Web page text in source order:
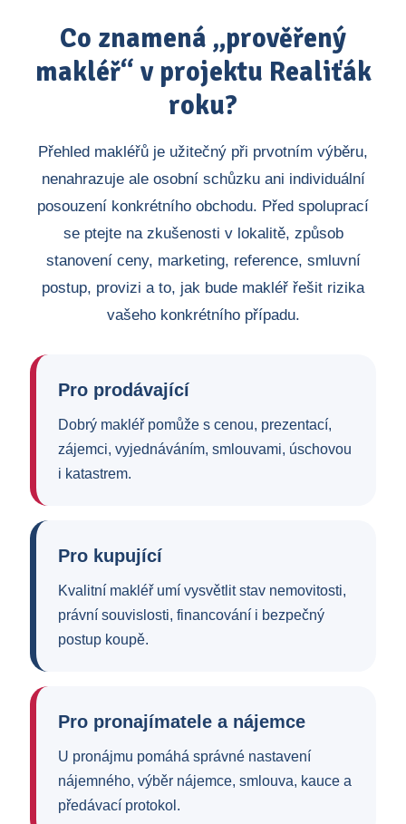
Co znamená „prověřený
makléř“ v projektu Realiťák
roku?
Přehled makléřů je užitečný při prvotním výběru,
nenahrazuje ale osobní schůzku ani individuální
posouzení konkrétního obchodu. Před spoluprací
se ptejte na zkušenosti v lokalitě, způsob
stanovení ceny, marketing, reference, smluvní
postup, provizi a to, jak bude makléř řešit rizika
vašeho konkrétního případu.
Pro prodávající
Dobrý makléř pomůže s cenou, prezentací,
zájemci, vyjednáváním, smlouvami, úschovou
i katastrem.
Pro kupující
Kvalitní makléř umí vysvětlit stav nemovitosti,
právní souvislosti, financování i bezpečný
postup koupě.
Pro pronajímatele a nájemce
U pronájmu pomáhá správné nastavení
nájemného, výběr nájemce, smlouva, kauce a
předávací protokol.